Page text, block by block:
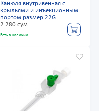
Канюля внутривенная с
крыльями и инъекционным
портом размер 22G
2 280 сум
Есть в наличии